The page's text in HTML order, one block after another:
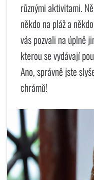
různými aktivitami.
někdo na pláž a
vás pozvali na úplně
kterou se vydávají
Ano, správně jste
chrámů!